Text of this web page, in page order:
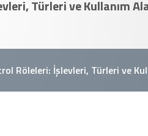
Türleri ve Kullanım
Röleleri: İşlevleri, Türleri ve